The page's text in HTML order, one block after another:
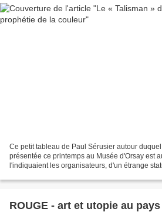
Ce petit tableau de Paul Sérusier autour
présentée ce printemps au Musée d'Orsay est
l'indiquaient les organisateurs, d'un étrange
ROUGE - art et utopie au